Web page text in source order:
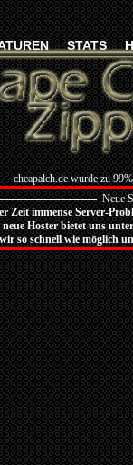
STATS
cheapalch.de wurde zu
Neue
immense Server-
Hoster bietet uns
so schnell wie möglich